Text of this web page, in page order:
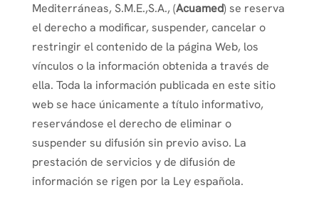
Mediterráneas, S.M.E.,S.A., (Acuamed) se reserva
el derecho a modificar, suspender, cancelar o
restringir el contenido de la página Web, los
vínculos o la información obtenida a través de
ella. Toda la información publicada en este sitio
web se hace únicamente a título informativo,
reservándose el derecho de eliminar o
suspender su difusión sin previo aviso. La
prestación de servicios y de difusión de
información se rigen por la Ley española.